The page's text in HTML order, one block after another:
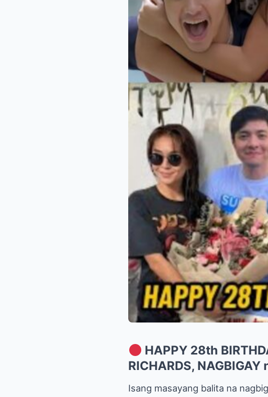
HAPPY 28th
RICHARDS,
Isang masayang balita na